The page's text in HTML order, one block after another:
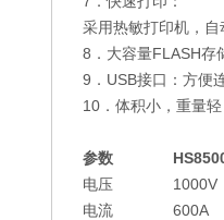
采用热敏打印机，
8．大容量FLASH
9．USB接口：方便
10．体积小，重量
参数
电压
1000V
电流
600A